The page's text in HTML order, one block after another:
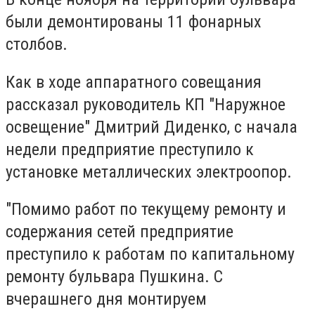
были демонтированы 11 фонарных
столбов.
Как в ходе аппаратного совещания
рассказал руководитель КП "Наружное
освещение" Дмитрий Диденко, с начала
недели предприятие преступило к
установке металлических электроопор.
"Помимо работ по текущему ремонту и
содержания сетей предприятие
преступило к работам по капитальному
ремонту бульвара Пушкина. С
вчерашнего дня монтируем